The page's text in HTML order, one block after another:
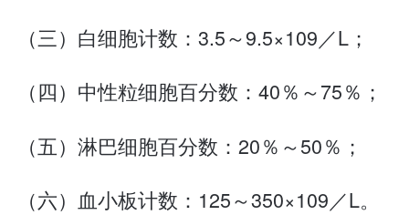
（三）白细胞计数：3.5～9.5×109／L；
（四）中性粒细胞百分数：40％～75％；
（五）淋巴细胞百分数：20％～50％；
（六）血小板计数：125～350×109／L。